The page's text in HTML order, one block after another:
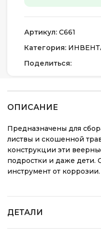
Артикул: С661
Категория:
Поделиться:
ОПИСАНИЕ
Предназначены для
листвы и скошенной
конструкции эти
подростки и даже дети.
инструмент от коррозии.
ДЕТАЛИ